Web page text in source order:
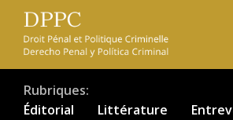
Aller
contenu
principal
Rubriques
Éditorial
Littérature